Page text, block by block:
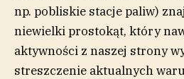
np. pobliskie stacje paliw)
niewielki prostokąt, który
aktywności z naszej strony
streszczenie aktualnych